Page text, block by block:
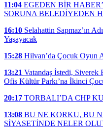
11:04 EGEDEN BİR
SORUNA BELEDİYEDEN
16:10 Selahattin Sapmaz’ın
Yaşayacak
15:28 Hilvan’da Çocuk Oyun
13:21 Vatandaş İstedi, Siverek
Ofis Kültür Parkı’na İkinci
20:17 TORBALI’DA CHP
13:08 BU NE KORKU, BU
SİYASETİNDE NELER